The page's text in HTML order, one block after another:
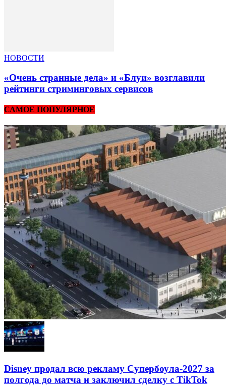
НОВОСТИ
«Очень странные дела» и «Блуи» возглавили
рейтинги стриминговых сервисов
САМОЕ ПОПУЛЯРНОЕ
Disney продал всю рекламу Супербоула-2027 за
полгода до матча и заключил сделку с TikTok